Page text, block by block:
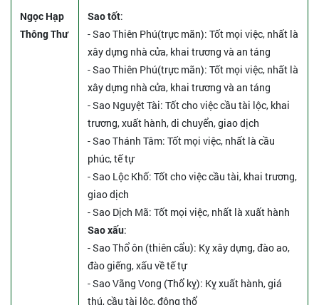
Ngọc Hạp
Thông Thư
Sao tốt:
- Sao Thiên Phú(trực mãn): Tốt mọi việc, nhất là
xây dựng nhà cửa, khai trương và an táng
- Sao Thiên Phú(trực mãn): Tốt mọi việc, nhất là
xây dựng nhà cửa, khai trương và an táng
- Sao Nguyệt Tài: Tốt cho việc cầu tài lộc, khai
trương, xuất hành, di chuyển, giao dịch
- Sao Thánh Tâm: Tốt mọi việc, nhất là cầu
phúc, tế tự
- Sao Lộc Khố: Tốt cho việc cầu tài, khai trương,
giao dịch
- Sao Dịch Mã: Tốt mọi việc, nhất là xuất hành
Sao xấu:
- Sao Thổ ôn (thiên cẩu): Kỵ xây dựng, đào ao,
đào giếng, xấu về tế tự
- Sao Vãng Vong (Thổ kỵ): Kỵ xuất hành, giá
thú, cầu tài lộc, động thổ